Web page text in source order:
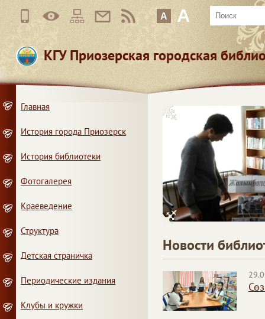
A A
КГУ Приозерская городская
Новости
Главная
История города Приозерск
История библиотеки
Фотогалерея
Краеведение
Структура
Детская страничка
Периодические издания
Клубы и кружки